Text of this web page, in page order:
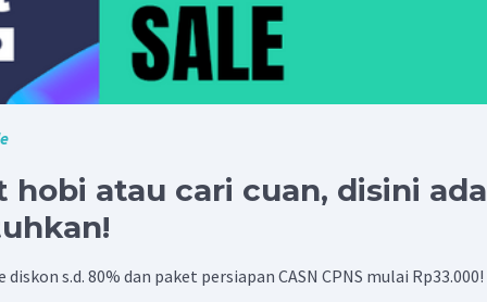
hobi atau cari cuan, disini ada
s.d. 80% dan paket persiapan CASN CPNS mulai Rp33.000!